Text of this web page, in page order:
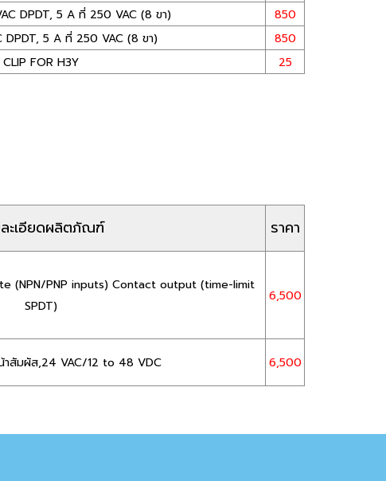
DPDT, 5 A ที่ 250 VAC (8 ขา)
850
5 A ที่ 250 VAC (8 ขา)
850
CLIP FOR H3Y 25
ะเอียดผลิตภัณฑ์ ราคา
(NPN/PNP inputs) Contact output (time-limit
SPDT)
6,500
าสัมผัส,24 VAC/12 to 48 VDC 6,500